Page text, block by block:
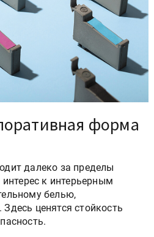
форма
далеко за пределы
к интерьерным
белью,
ценятся стойкость